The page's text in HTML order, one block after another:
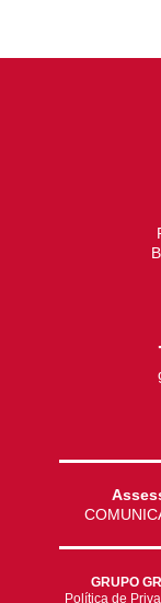
GRUPO GR
Política de